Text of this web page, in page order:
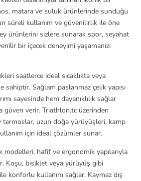
matara ve suluk ürünlerinde sunduğu
süreli kullanım ve güvenilirlik ile öne
ürünlerini sizlere sunarak spor, seyahat
bir içecek deneyimi yaşamanızı
saatlerce ideal sıcaklıkta veya
Sağlam paslanmaz çelik yapısı
sayesinde hem dayanıklılık sağlar
güven verir. Triathlon.tc üzerinden
termoslar, uzun doğa yürüyüşleri, kamp
için ideal çözümler sunar.
hafif ve ergonomik yapılarıyla
Koşu, bisiklet veya yürüyüş gibi
konforlu kullanım sağlar. Kaymaz dış